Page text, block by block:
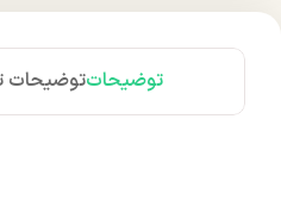
توضیحاتتوضیحات